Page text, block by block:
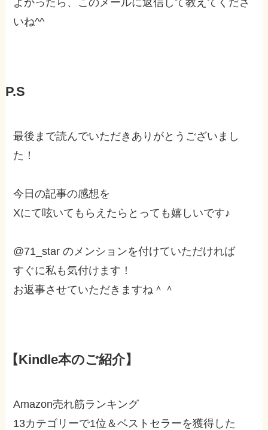
いね^^
P.S
最後まで読んでいただきありがとうございまし
た！
今日の記事の感想を
Xにて呟いてもらえたらとっても嬉しいです♪
@71_star のメンションを付けていただければ
すぐに私も気付けます！
お返事させていただきますね＾＾
【Kindle本のご紹介】
Amazon売れ筋ランキング
13カテゴリーで1位＆ベストセラーを獲得した